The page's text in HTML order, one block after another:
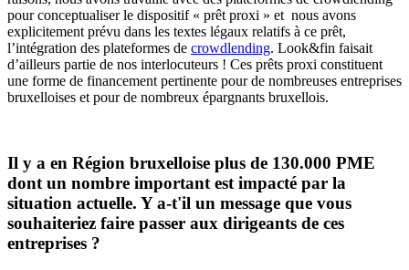
pour conceptualiser le dispositif « prêt proxi » et nous avons
explicitement prévu dans les textes légaux relatifs à ce prêt,
l’intégration des plateformes de crowdlending. Look&fin faisait
d’ailleurs partie de nos interlocuteurs ! Ces prêts proxi constituent
une forme de financement pertinente pour de nombreuses entreprises
bruxelloises et pour de nombreux épargnants bruxellois.
Il y a en Région bruxelloise plus de 130.000 PME
dont un nombre important est impacté par la
situation actuelle. Y a-t'il un message que vous
souhaiteriez faire passer aux dirigeants de ces
entreprises ?